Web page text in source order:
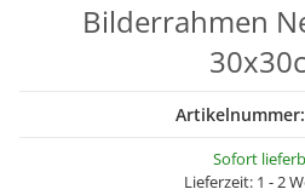
Bilderrahmen
Artikelnummer:
Sofort
Lieferzeit: 1 - 2